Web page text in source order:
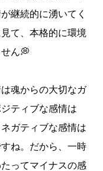
継続的に湧いてく
て、本格的に環境
ん💭
魂からの大切なガ
ティブな感情は
ガティブな感情は
ね。だから、一時
ってマイナスの感